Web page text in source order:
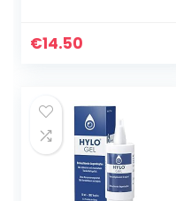
irritatie
€14.50